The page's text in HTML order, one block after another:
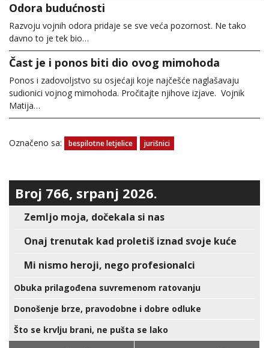
Odora budućnosti
Razvoju vojnih odora pridaje se sve veća pozornost. Ne tako
davno to je tek bio…
Čast je i ponos biti dio ovog mimohoda
Ponos i zadovoljstvo su osjećaji koje najčešće naglašavaju
sudionici vojnog mimohoda. Pročitajte njihove izjave. Vojnik
Matija…
Označeno sa: bespilotne letjelice jurišnici
Broj 766, srpanj 2026.
Zemljo moja, dočekala si nas
Onaj trenutak kad proletiš iznad svoje kuće
Mi nismo heroji, nego profesionalci
Obuka prilagođena suvremenom ratovanju
Donošenje brze, pravodobne i dobre odluke
Što se krvlju brani, ne pušta se lako